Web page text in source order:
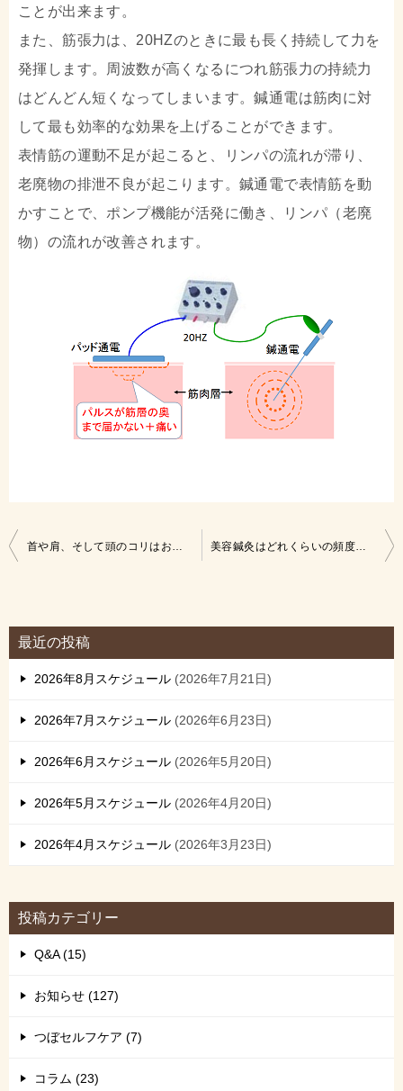
ことが出来ます。
また、筋張力は、20HZのときに最も長く持続して力を
発揮します。周波数が高くなるにつれ筋張力の持続力
はどんどん短くなってしまいます。鍼通電は筋肉に対
して最も効率的な効果を上げることができます。
表情筋の運動不足が起こると、リンパの流れが滞り、
老廃物の排泄不良が起こります。鍼通電で表情筋を動
かすことで、ポンプ機能が活発に働き、リンパ（老廃
物）の流れが改善されます。
投
ビ
ゲ
ー
シ
首や肩、そして頭のコリはお顔のたるみにつながります。美容鍼灸でマッサージを取り入れている理由。 美容鍼灸はどれくらいの頻度で受けた方がいい？？
最近の投稿
2026年8月スケジュール 2026年7月21日
2026年7月スケジュール 2026年6月23日
2026年6月スケジュール 2026年5月20日
2026年5月スケジュール 2026年4月20日
2026年4月スケジュール 2026年3月23日
投稿カテゴリー
Q&A (15)
お知らせ (127)
つぼセルフケア (7)
コラム (23)